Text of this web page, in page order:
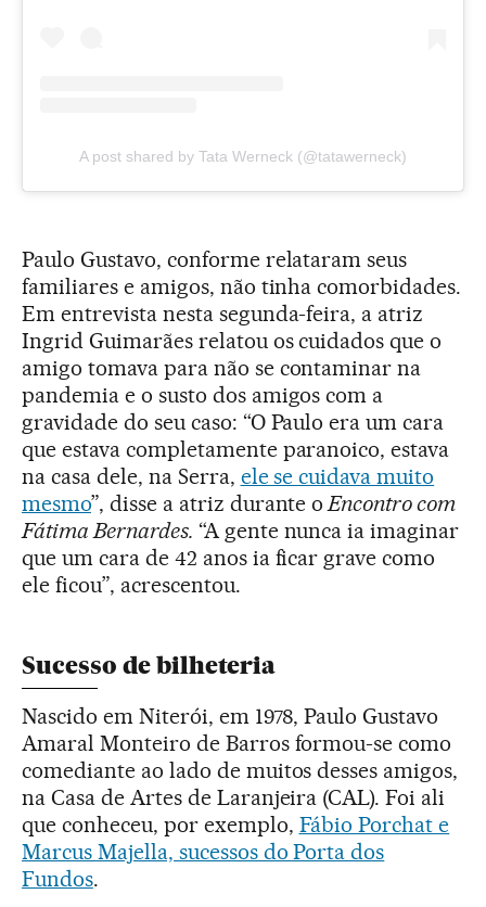
A post shared by Tata Werneck (@tatawerneck)
Paulo Gustavo, conforme relataram seus
familiares e amigos, não tinha comorbidades.
Em entrevista nesta segunda-feira, a atriz
Ingrid Guimarães relatou os cuidados que o
amigo tomava para não se contaminar na
pandemia e o susto dos amigos com a
gravidade do seu caso: “O Paulo era um cara
que estava completamente paranoico, estava
na casa dele, na Serra, ele se cuidava muito
mesmo”, disse a atriz durante o Encontro com
Fátima Bernardes. “A gente nunca ia imaginar
que um cara de 42 anos ia ficar grave como
ele ficou”, acrescentou.
Sucesso de bilheteria
Nascido em Niterói, em 1978, Paulo Gustavo
Amaral Monteiro de Barros formou-se como
comediante ao lado de muitos desses amigos,
na Casa de Artes de Laranjeira (CAL). Foi ali
que conheceu, por exemplo, Fábio Porchat e
Marcus Majella, sucessos do Porta dos
Fundos.